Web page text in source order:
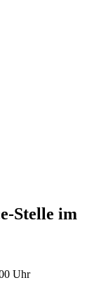
Stelle im
Uhr